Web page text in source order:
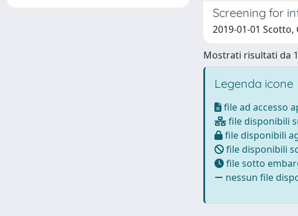
Screening for
2019-01-01 Scotto,
Mostrati risultati da
Legenda icone
file ad accesso
file disponibili
file disponibili
file disponibili
file sotto
nessun file